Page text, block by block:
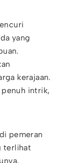
yang
kerajaan.
penuh intrik,
pemeran
terlihat